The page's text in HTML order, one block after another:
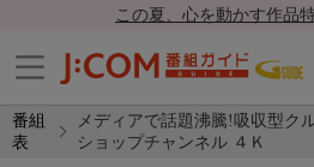
この夏、心を動かす作品
番組
表
メディアで話題沸騰!吸収型ク
ショップチャンネル ４Ｋ